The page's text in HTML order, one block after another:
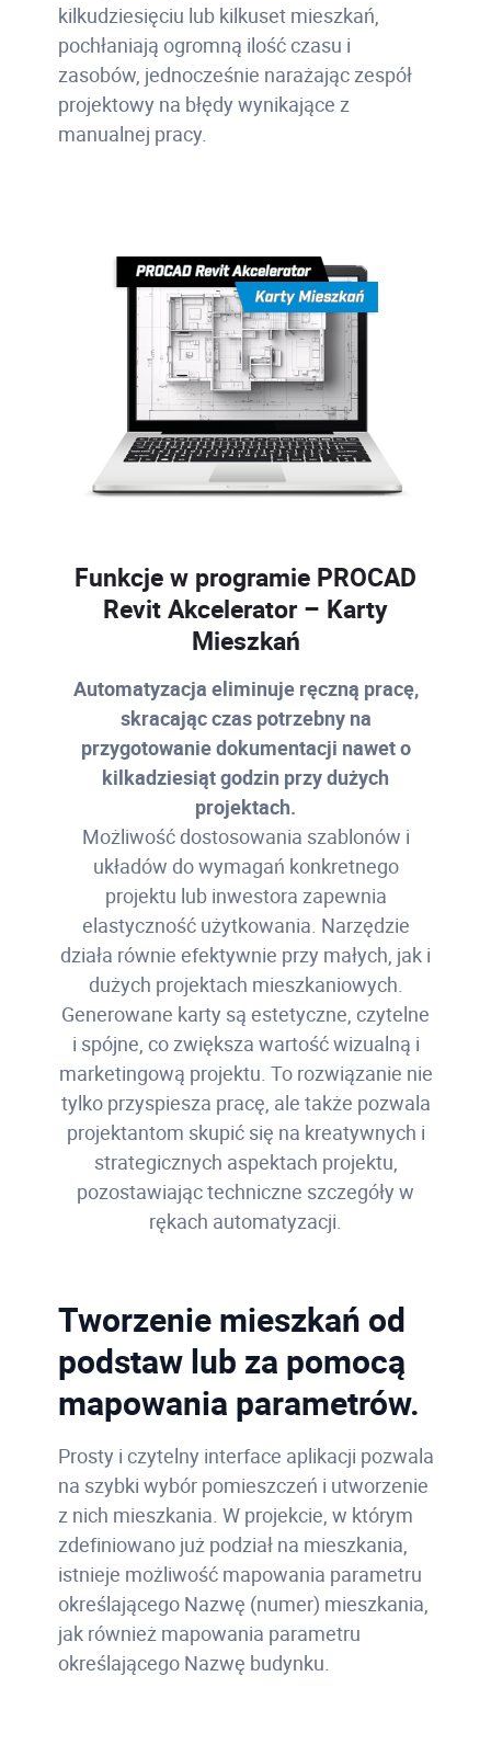
kilkudziesięciu lub kilkuset mieszkań,
pochłaniają ogromną ilość czasu i
zasobów, jednocześnie narażając zespół
projektowy na błędy wynikające z
manualnej pracy.
Funkcje w programie PROCAD
Revit Akcelerator – Karty
Mieszkań
Automatyzacja eliminuje ręczną pracę,
skracając czas potrzebny na
przygotowanie dokumentacji nawet o
kilkadziesiąt godzin przy dużych
projektach.
Możliwość dostosowania szablonów i
układów do wymagań konkretnego
projektu lub inwestora zapewnia
elastyczność użytkowania. Narzędzie
działa równie efektywnie przy małych, jak i
dużych projektach mieszkaniowych.
Generowane karty są estetyczne, czytelne
i spójne, co zwiększa wartość wizualną i
marketingową projektu. To rozwiązanie nie
tylko przyspiesza pracę, ale także pozwala
projektantom skupić się na kreatywnych i
strategicznych aspektach projektu,
pozostawiając techniczne szczegóły w
rękach automatyzacji.
Tworzenie mieszkań od
podstaw lub za pomocą
mapowania parametrów.
Prosty i czytelny interface aplikacji pozwala
na szybki wybór pomieszczeń i utworzenie
z nich mieszkania. W projekcie, w którym
zdefiniowano już podział na mieszkania,
istnieje możliwość mapowania parametru
określającego Nazwę (numer) mieszkania,
jak również mapowania parametru
określającego Nazwę budynku.